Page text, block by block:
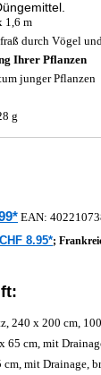
1,6 m
durch Vögel
Ihrer Pflanzen
junger Pflanzen
g
EAN:
8.95*;
240 x 200 cm, 100
cm, mit
mit Drainage,